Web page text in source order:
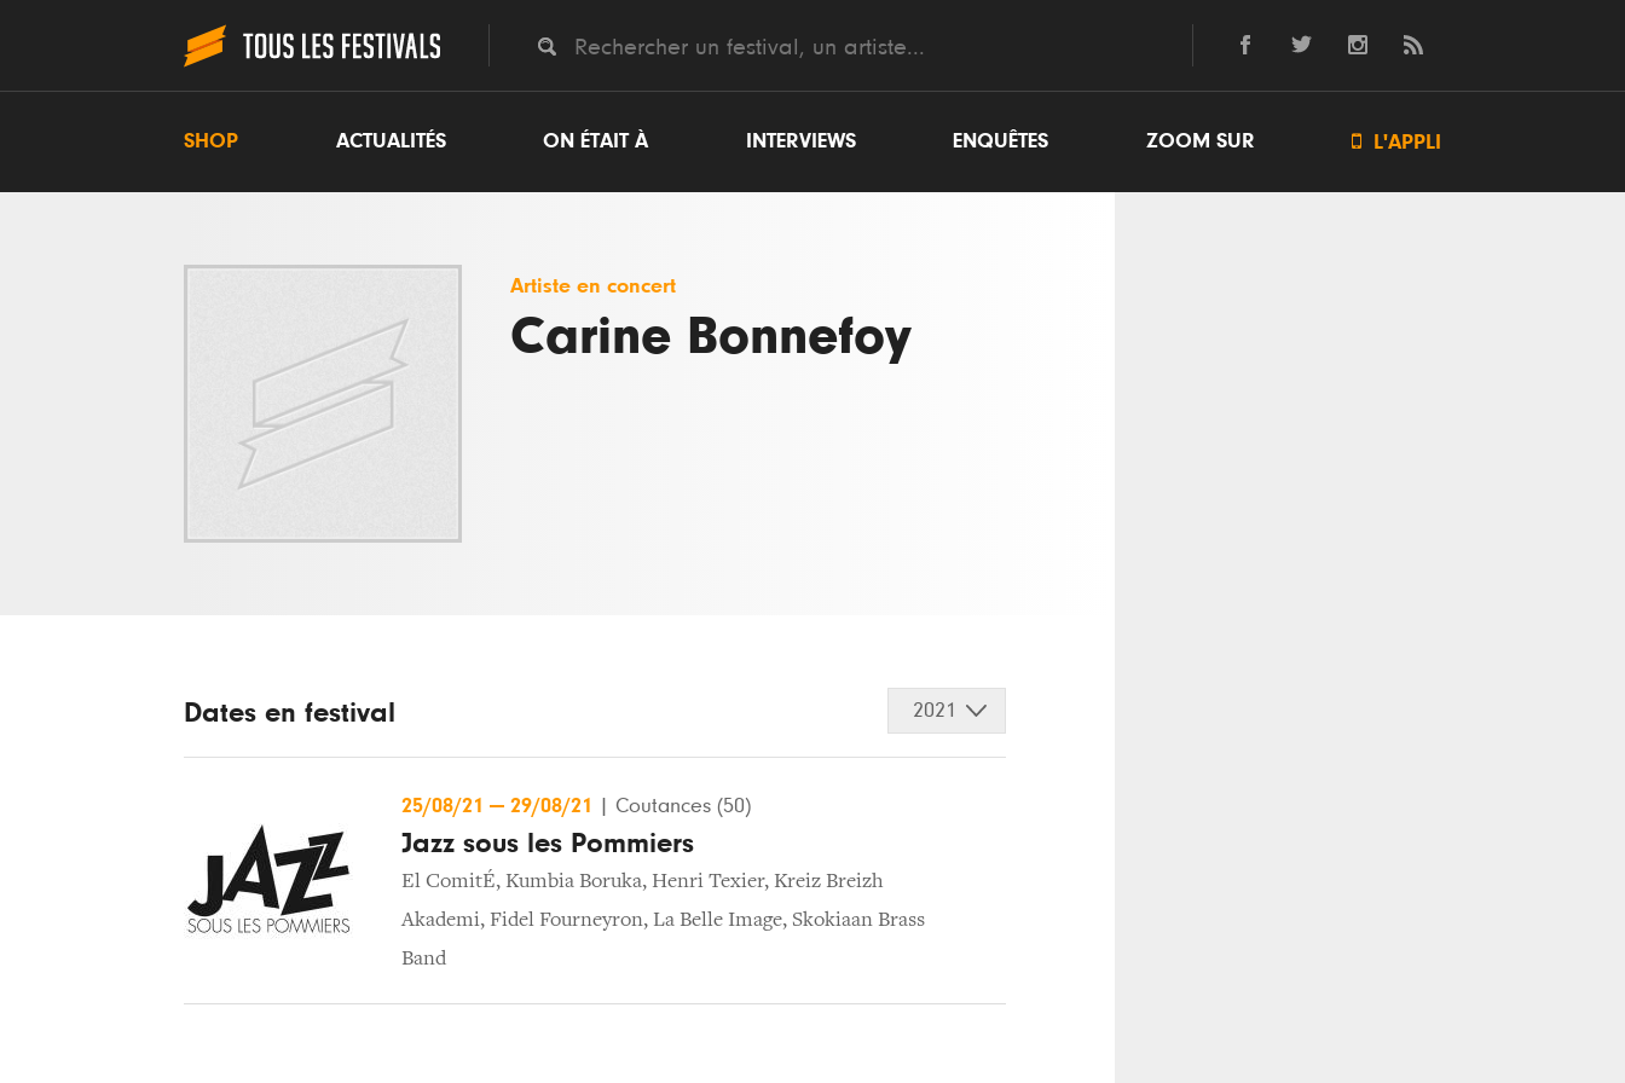
SHOP ACTUALITÉS ON ÉTAIT À INTERVIEWS ENQUÊTES ZOOM SUR  L'APPLI
Artiste en concert
Carine Bonnefoy
Dates en festival 2021
25/08/21 — 29/08/21 Coutances (50)
Jazz sous les Pommiers
El ComitÉ, Kumbia Boruka, Henri Texier, Kreiz Breizh
Akademi, Fidel Fourneyron, La Belle Image, Skokiaan Brass
Band